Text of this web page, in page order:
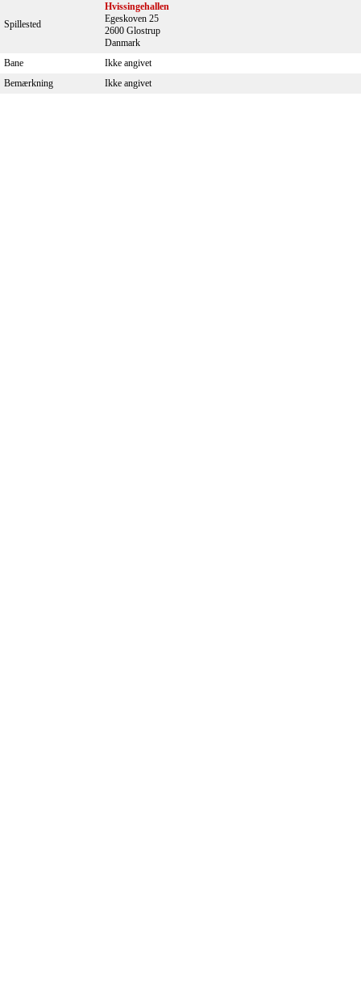
Spillested
Hvissingehallen
Egeskoven 25
2600 Glostrup
Danmark
Bane
Ikke angivet
Bemærkning
Ikke angivet